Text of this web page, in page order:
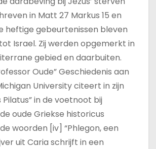
in Matt 27 Markus 15 en
heftige gebeurtenissen bleven
Israel. Zij werden opgemerkt in
gebied en daarbuiten.
Oude” Geschiedenis aan
University citeert in zijn
Pilatus” in de voetnoot bij
oude Griekse historicus
woorden [iv] “Phlegon, een
uit Caria schrijft in een